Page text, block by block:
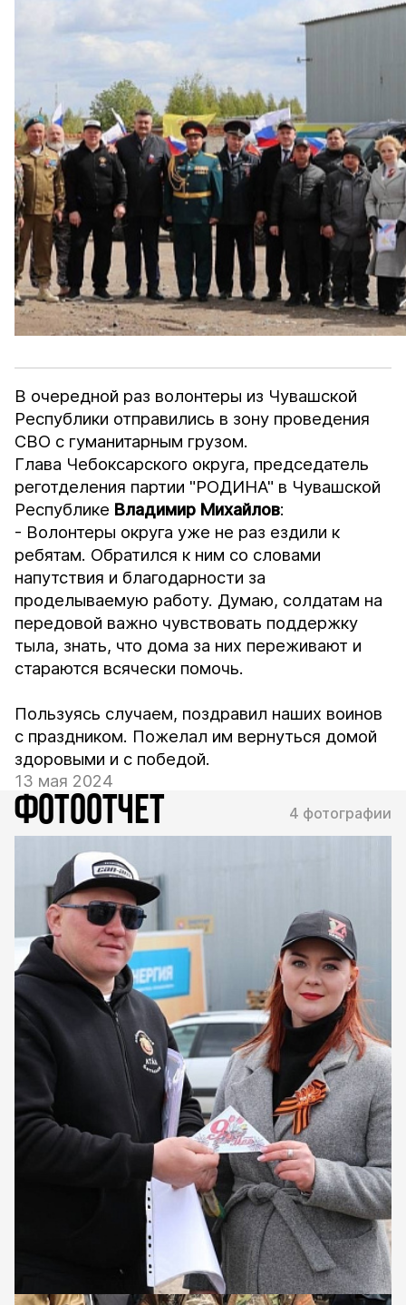
В очередной раз волонтеры из Чувашской
Республики отправились в зону проведения
СВО с гуманитарным грузом.
Глава Чебоксарского округа, председатель
реготделения партии "РОДИНА" в Чувашской
Республике Владимир Михайлов:
- Волонтеры округа уже не раз ездили к
ребятам. Обратился к ним со словами
напутствия и благодарности за
проделываемую работу. Думаю, солдатам на
передовой важно чувствовать поддержку
тыла, знать, что дома за них переживают и
стараются всячески помочь.
Пользуясь случаем, поздравил наших воинов
с праздником. Пожелал им вернуться домой
здоровыми и с победой.
13 мая 2024
ФОТООТЧЕТ 4 фотографии